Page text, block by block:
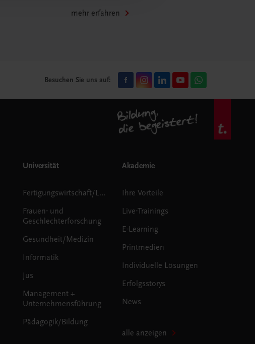
mehr erfahren
Besuchen Sie uns auf:
Universität
Fertigungswirtschaft/Logistik
Frauen- und
Geschlechterforschung
Gesundheit/Medizin
Informatik
Jus
Management +
Unternehmensführung
Pädagogik/Bildung
Akademie
Ihre Vorteile
Live-Trainings
E-Learning
Printmedien
Individuelle Lösungen
Erfolgsstorys
News
alle anzeigen